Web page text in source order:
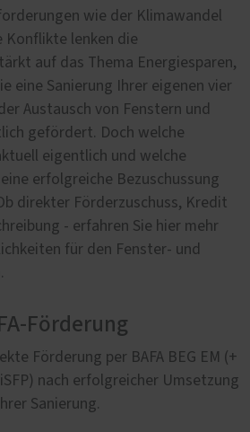
wie der Klimawandel
Konflikte lenken die
auf das Thema Energiesparen,
eine Sanierung Ihrer eigenen vier
Austausch von Fenstern und
gefördert. Doch welche
eigentlich und welche
erfolgreiche Bezuschussung
direkter Förderzuschuss, Kredit
- erfahren Sie hier mehr
für den Fenster- und
Förderung
Förderung per BAFA BEG EM (+
nach erfolgreicher Umsetzung
Ihrer Sanierung.